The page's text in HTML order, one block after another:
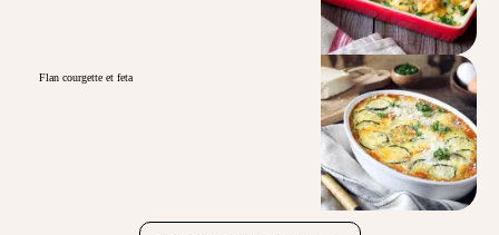
Flan courgette et feta